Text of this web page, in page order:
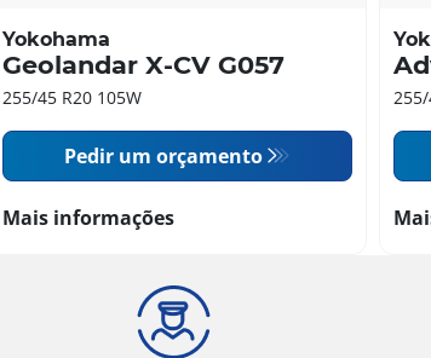
Yokohama
Geolandar X-CV G057
255/45 R20 105W
Pedir um orçamento
Mais informações